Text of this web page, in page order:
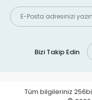
Bizi Takip Edin
Tüm bilgileriniz